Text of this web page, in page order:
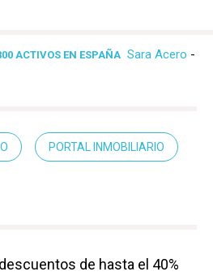
ACTIVOS EN ESPAÑA Sara Acero -
PORTAL INMOBILIARIO
de hasta el 40%